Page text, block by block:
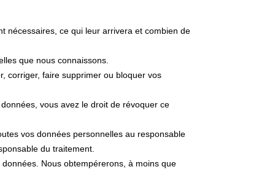
nécessaires, ce qui leur arrivera et combien de
que nous connaissons.
corriger, faire supprimer ou bloquer vos
vous avez le droit de révoquer ce
vos données personnelles au responsable
du traitement.
Nous obtempérerons, à moins que